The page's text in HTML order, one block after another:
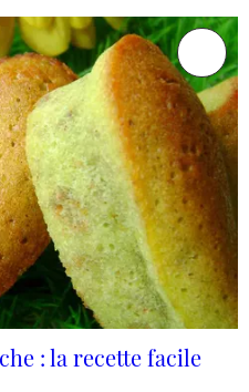
: la recette facile